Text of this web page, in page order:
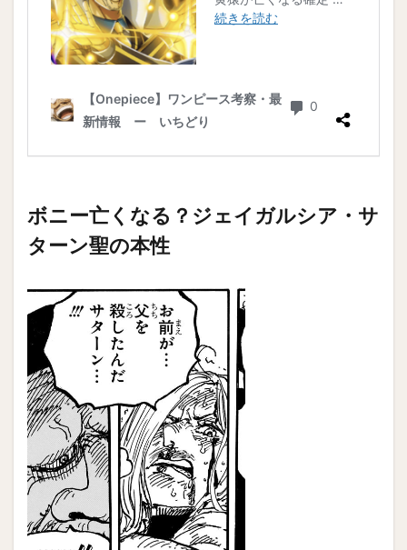
ボニー亡くなる？ジェイガルシア・サ
ターン聖の本性